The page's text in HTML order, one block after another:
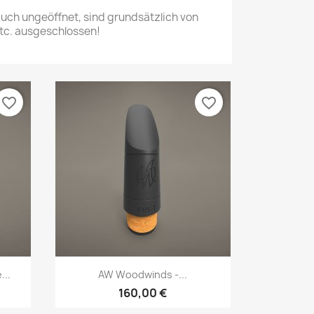
ungeöffnet, sind grundsätzlich von
ausgeschlossen!
favorite_border
Vorschau
AW Woodwinds -...
160,00 €
favorite_border